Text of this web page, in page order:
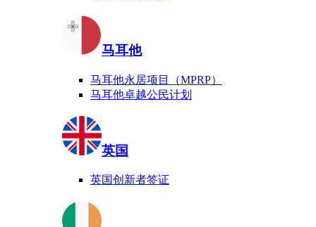
马耳他
马耳他永居项目（MPRP）
马耳他卓越公民计划
英国
英国创新者签证